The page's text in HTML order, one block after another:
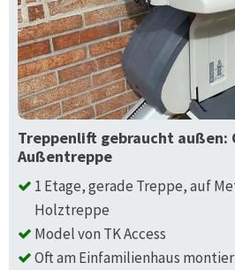
Treppenlift gebraucht außen:
Außentreppe
1 Etage, gerade Treppe, auf
Holztreppe
Model von TK Access
Oft am Einfamilienhaus